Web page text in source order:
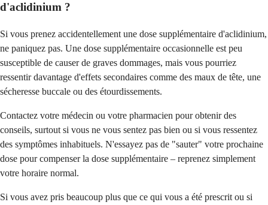
d'aclidinium ?
Si vous prenez accidentellement une dose supplémentaire d'aclidinium,
ne paniquez pas. Une dose supplémentaire occasionnelle est peu
susceptible de causer de graves dommages, mais vous pourriez
ressentir davantage d'effets secondaires comme des maux de tête, une
sécheresse buccale ou des étourdissements.
Contactez votre médecin ou votre pharmacien pour obtenir des
conseils, surtout si vous ne vous sentez pas bien ou si vous ressentez
des symptômes inhabituels. N'essayez pas de "sauter" votre prochaine
dose pour compenser la dose supplémentaire – reprenez simplement
votre horaire normal.
Si vous avez pris beaucoup plus que ce qui vous a été prescrit ou si